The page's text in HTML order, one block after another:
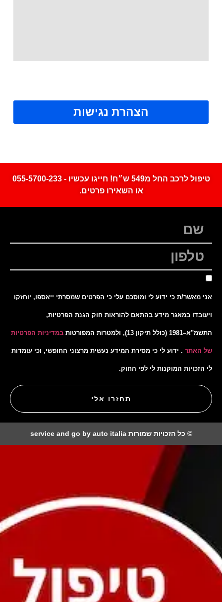
הצהרת נגישות
טיפול לרכב החל מ549 ש״ח! חייגו עכשיו - 055-5700-233
או השאירו פרטים.
אני מאשר/ת כי ידוע לי ומוסכם עלי כי הפרטים שמסרתי ייאספו, יוחזקו
ויעובדו במאגר מידע בהתאם להוראות חוק הגנת הפרטיות,
התשמ"א–1981 (כולל תיקון 13), ולמטרות המפורטות במדיניות הפרטיות
של האתר . ידוע לי כי מסירת המידע נעשית מרצוני החופשי, וכי עומדות
לי הזכויות המוקנות לי לפי החוק.
תחזרו אלי
© כל הזכויות שמורות service and go by auto italia